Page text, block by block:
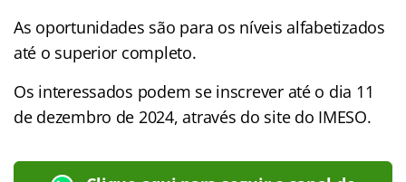
As oportunidades são para os níveis alfabetizados
até o superior completo.
Os interessados podem se inscrever até o dia 11
de dezembro de 2024, através do site do IMESO.